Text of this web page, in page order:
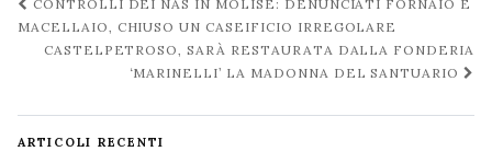
post
CONTROLLI DEI NAS IN MOLISE: DENUNCIATI FORNAIO E
MACELLAIO, CHIUSO UN CASEIFICIO IRREGOLARE
CASTELPETROSO, SARÀ RESTAURATA DALLA FONDERIA
‘MARINELLI’ LA MADONNA DEL SANTUARIO
ARTICOLI RECENTI